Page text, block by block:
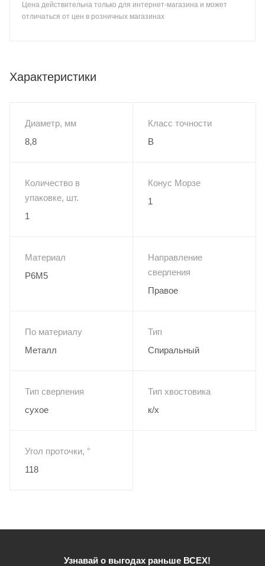
Цена действительна только для интернет-магазина и может
отличаться от цен в розничных магазинах
Характеристики
Диаметр, мм
8,8
Класс точности
B
Количество в
упаковке, шт.
1
Конус Морзе
1
Материал
Р6М5
Направление
сверления
Правое
По материалу
Металл
Тип
Спиральный
Тип сверления
сухое
Тип хвостовика
к/х
Угол проточки, °
118
Узнавай о выгодах раньше ВСЕХ!